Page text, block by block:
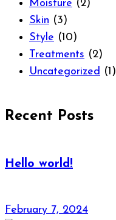
Moisture (2)
Skin (3)
Style (10)
Treatments (2)
Uncategorized (1)
Recent Posts
Hello world!
February 7, 2024